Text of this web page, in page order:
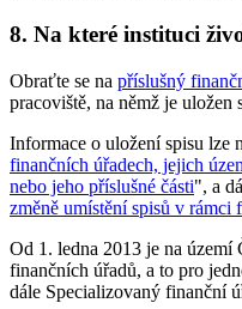
8. Na které instituci
Obraťte se na příslušný
pracoviště, na němž je uložen
Informace o uložení spisu lze
finančních úřadech, jejich
nebo jeho příslušné části", a
změně umístění spisů v rámci
Od 1. ledna 2013 je na území
finančních úřadů, a to pro
dále Specializovaný finanční